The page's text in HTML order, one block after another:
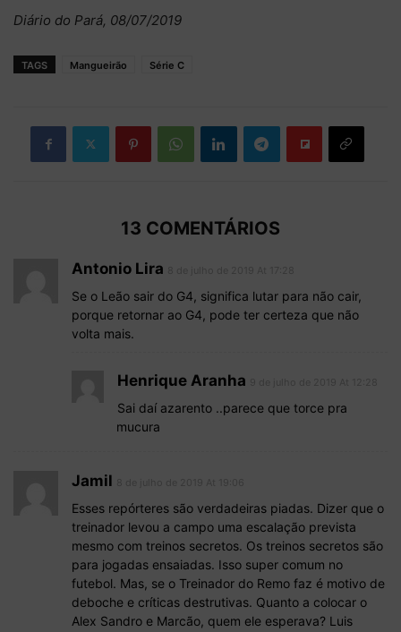
Diário do Pará, 08/07/2019
TAGS Mangueirão Série C
13 COMENTÁRIOS
Antonio Lira
Se o Leão sair do G4, significa lutar para não cair,
porque retornar ao G4, pode ter certeza que não
volta mais.
Henrique Aranha
Sai daí azarento ..parece que torce pra
mucura
Jamil
Esses repórteres são verdadeiras piadas. Dizer que o
treinador levou a campo uma escalação prevista
mesmo com treinos secretos. Os treinos secretos são
para jogadas ensaiadas. Isso super comum no
futebol. Mas, se o Treinador do Remo faz é motivo de
deboche e críticas destrutivas. Quanto a colocar o
Alex Sandro e Marcão, quem ele esperava? Luis